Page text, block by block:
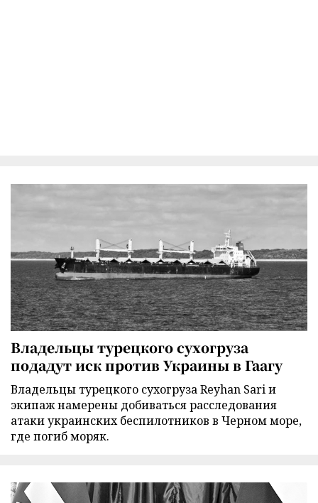
Владельцы турецкого сухогруза
подадут иск против Украины в Гаагу
Владельцы турецкого сухогруза Reyhan Sari и
экипаж намерены добиваться расследования
атаки украинских беспилотников в Черном море,
где погиб моряк.